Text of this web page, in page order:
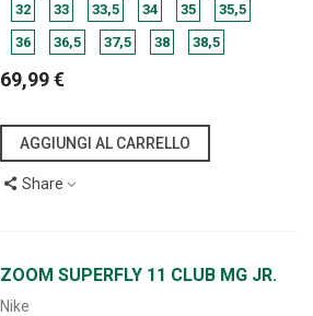
32 33 33,5 34 35
35,5
36
36,5 37,5 38 38,5
69,99 €
AGGIUNGI AL CARRELLO
Share
ZOOM SUPERFLY 11 CLUB MG JR.
Nike